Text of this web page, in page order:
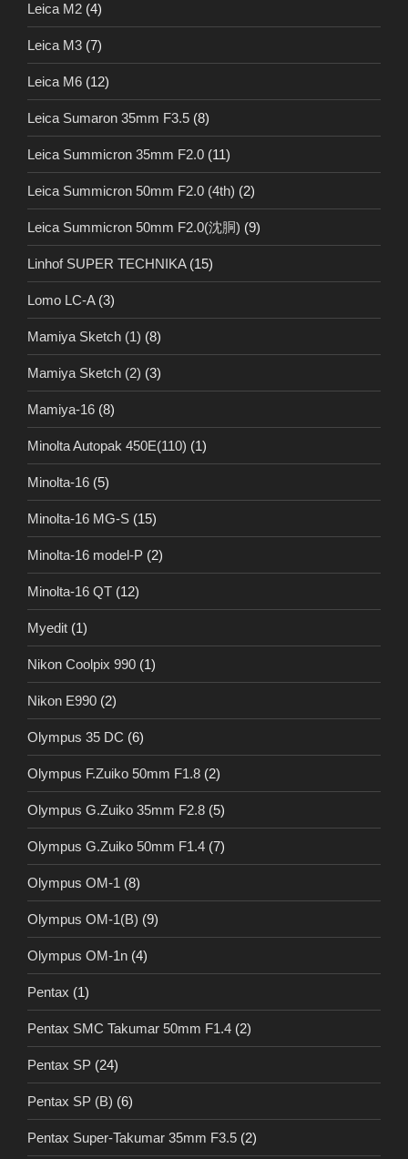
Leica M2 (4)
Leica M3 (7)
Leica M6 (12)
Leica Sumaron 35mm F3.5 (8)
Leica Summicron 35mm F2.0 (11)
Leica Summicron 50mm F2.0 (4th) (2)
Leica Summicron 50mm F2.0(沈胴) (9)
Linhof SUPER TECHNIKA(15)
Lomo LC-A(3)
Mamiya Sketch (1) (8)
Mamiya Sketch (2) (3)
Mamiya-16 (8)
Minolta Autopak 450E(110) (1)
Minolta-16 (5)
Minolta-16 MG-S (15)
Minolta-16 model-P (2)
Minolta-16 QT (12)
Myedit (1)
Nikon Coolpix 990 (1)
Nikon E990 (2)
Olympus 35 DC (6)
Olympus F.Zuiko 50mm F1.8 (2)
Olympus G.Zuiko 35mm F2.8 (5)
Olympus G.Zuiko 50mm F1.4 (7)
Olympus OM-1 (8)
Olympus OM-1(B) (9)
Olympus OM-1n (4)
Pentax (1)
Pentax SMC Takumar 50mm F1.4 (2)
Pentax SP (24)
Pentax SP (B) (6)
Pentax Super-Takumar 35mm F3.5 (2)